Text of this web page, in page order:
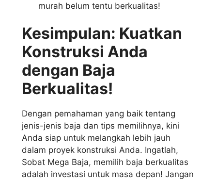
murah belum tentu berkualitas!
Kesimpulan: Kuatkan
Konstruksi Anda
dengan Baja
Berkualitas!
Dengan pemahaman yang baik tentang
jenis-jenis baja dan tips memilihnya, kini
Anda siap untuk melangkah lebih jauh
dalam proyek konstruksi Anda. Ingatlah,
Sobat Mega Baja, memilih baja berkualitas
adalah investasi untuk masa depan! Jangan